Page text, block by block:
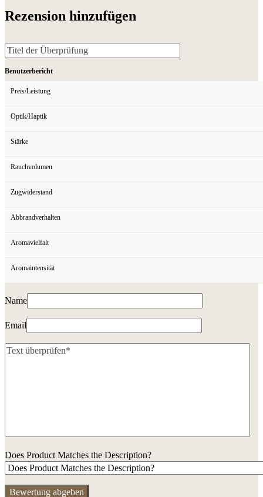
Rezension hinzufügen
Benutzerbericht
Preis/Leistung
Optik/Haptik
Stärke
Rauchvolumen
Zugwiderstand
Abbrandverhalten
Aromavielfalt
Aromaintensität
Name
Email
Does Product Matches the Description?